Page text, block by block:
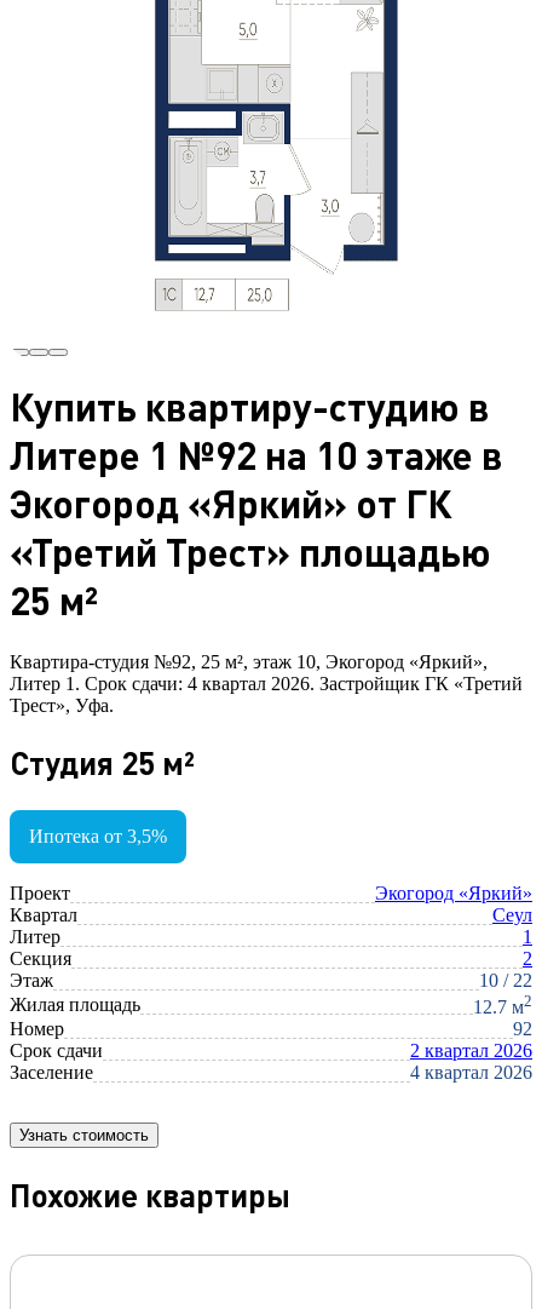
Купить квартиру-студию в
Литере 1 №92 на 10 этаже в
Экогород «Яркий» от ГК
«Третий Трест» площадью
25 м²
Квартира-студия №92, 25 м², этаж 10, Экогород «Яркий»,
Литер 1. Срок сдачи: 4 квартал 2026. Застройщик ГК «Третий
Трест», Уфа.
Студия 25 м²
Ипотека от 3,5%
Проект
Экогород «Яркий»
Квартал
Сеул
Литер
1
Секция
2
Этаж
10 / 22
Жилая площадь
12.7 м2
Номер
92
Срок сдачи
2 квартал 2026
Заселение
4 квартал 2026
Узнать стоимость
Похожие квартиры